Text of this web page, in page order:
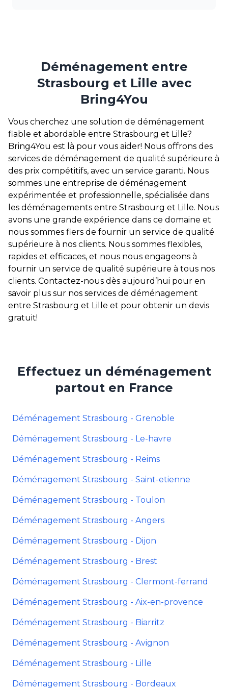
Déménagement entre
Strasbourg et Lille avec
Bring4You
Vous cherchez une solution de déménagement
fiable et abordable entre Strasbourg et Lille?
Bring4You est là pour vous aider! Nous offrons des
services de déménagement de qualité supérieure à
des prix compétitifs, avec un service garanti. Nous
sommes une entreprise de déménagement
expérimentée et professionnelle, spécialisée dans
les déménagements entre Strasbourg et Lille. Nous
avons une grande expérience dans ce domaine et
nous sommes fiers de fournir un service de qualité
supérieure à nos clients. Nous sommes flexibles,
rapides et efficaces, et nous nous engageons à
fournir un service de qualité supérieure à tous nos
clients. Contactez-nous dès aujourd’hui pour en
savoir plus sur nos services de déménagement
entre Strasbourg et Lille et pour obtenir un devis
gratuit!
Effectuez un déménagement
partout en France
Déménagement Strasbourg - Grenoble
Déménagement Strasbourg - Le-havre
Déménagement Strasbourg - Reims
Déménagement Strasbourg - Saint-etienne
Déménagement Strasbourg - Toulon
Déménagement Strasbourg - Angers
Déménagement Strasbourg - Dijon
Déménagement Strasbourg - Brest
Déménagement Strasbourg - Clermont-ferrand
Déménagement Strasbourg - Aix-en-provence
Déménagement Strasbourg - Biarritz
Déménagement Strasbourg - Avignon
Déménagement Strasbourg - Lille
Déménagement Strasbourg - Bordeaux